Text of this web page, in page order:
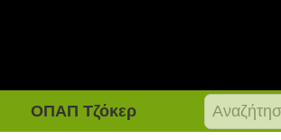
ΟΠΑΠ Τζόκερ